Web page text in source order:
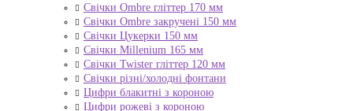
Свічки Ombre гліттер 170 мм
Свічки Ombre закручені 150 мм
Свічки Цукерки 150 мм
Свічки Millenium 165 мм
Свічки Twister гліттер 120 мм
Свічки різні/холодні фонтани
Цифри блакитні з короною
Цифри рожеві з короною